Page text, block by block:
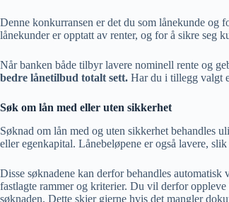
Denne konkurransen er det du som lånekunde og
lånekunder er opptatt av renter, og for å sikre seg
Når banken både tilbyr lavere nominell rente og
bedre lånetilbud totalt sett. Har du i tillegg valgt
Søk om lån med eller uten sikkerhet
Søknad om lån med og uten sikkerhet behandles
eller egenkapital. Lånebeløpene er også lavere,
Disse søknadene kan derfor behandles
fastlagte rammer og kriterier. Du vil derfor
søknaden. Dette skjer gjerne hvis det mangler